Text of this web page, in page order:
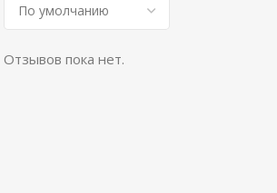
Отзывов пока нет.